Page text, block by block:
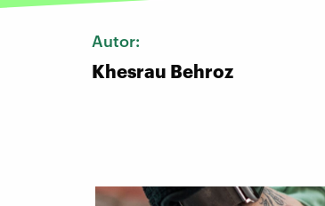
Autor:
Khesrau Behroz